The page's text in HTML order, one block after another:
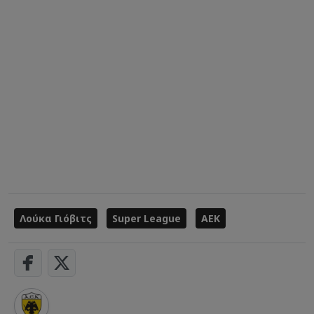
Λούκα Γιόβιτς Super League ΑΕΚ